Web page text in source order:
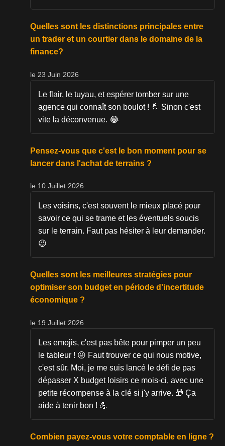
Quelles sont les distinctions principales entre
un trader et un courtier dans le domaine de la
finance?
le 23 Juin 2026
Le flair, le tuyau, et espérer tomber sur une
agence qui connaît son boulot ! 🤞 Sinon c'est
vite la déconvenue. 😂
Pensez-vous que c'est le bon moment pour se
lancer dans l'achat de terrains ?
le 10 Juillet 2026
Les voisins, c'est souvent le mieux placé pour
savoir ce qui se trame et les éventuels soucis
sur le terrain. Faut pas hésiter à leur demander.
😉
Quelles sont les meilleures stratégies pour
optimiser son budget en période d'incertitude
économique ?
le 19 Juillet 2026
Les emojis, c'est pas bête pour pimper un peu
le tableur ! 😜 Faut trouver ce qui nous motive,
c'est sûr. Moi, je me suis lancé le défi de pas
dépasser X budget loisirs ce mois-ci, avec une
petite récompense à la clé si j'y arrive. 🎁 Ça
aide à tenir bon ! 💪
Combien payez-vous votre comptable en ligne ?